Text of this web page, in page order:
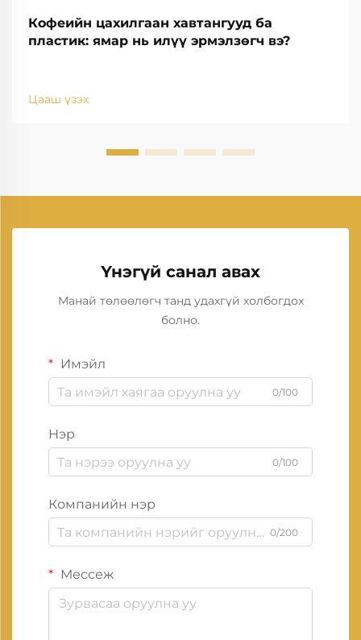
Кофеийн цахилгаан хавтангууд ба
пластик: ямар нь илүү эрмэлзөгч вэ?
Цааш үзэх
Үнэгүй санал авах
Манай төлөөлөгч танд удахгүй холбогдох
болно.
Имэйл
0/100
Нэр
0/100
Компанийн нэр
0/200
Мессеж